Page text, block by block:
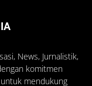
News, Jurnalistik,
komitmen
mendukung